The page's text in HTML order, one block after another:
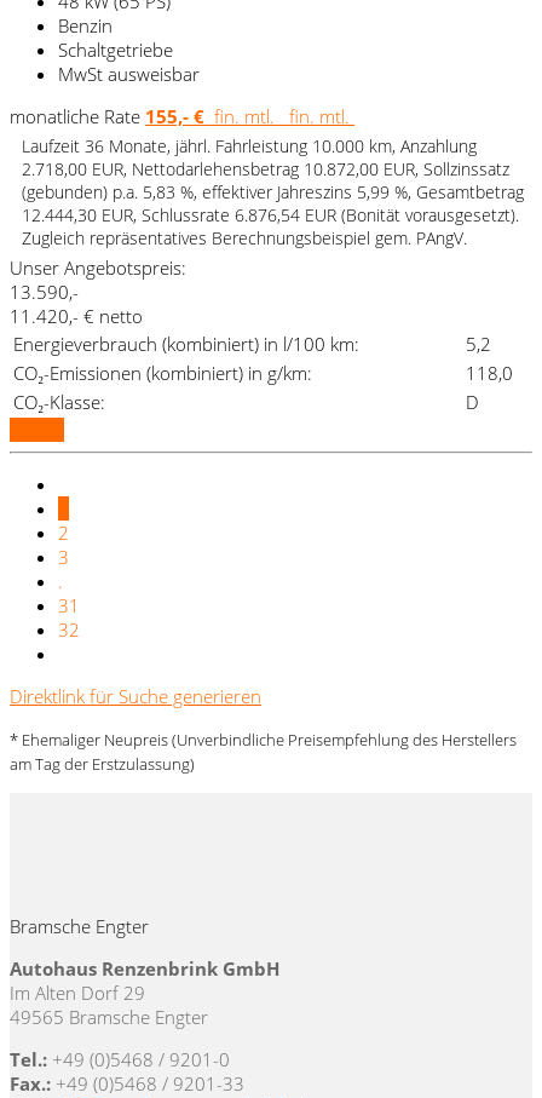
Benzin
Schaltgetriebe
MwSt ausweisbar
monatliche Rate 155,- € fin. mtl. fin. mtl.
Laufzeit 36 Monate, jährl. Fahrleistung 10.000 km, Anzahlung
2.718,00 EUR, Nettodarlehensbetrag 10.872,00 EUR, Sollzinssatz
(gebunden) p.a. 5,83 %, effektiver Jahreszins 5,99 %, Gesamtbetrag
12.444,30 EUR, Schlussrate 6.876,54 EUR (Bonität vorausgesetzt).
Zugleich repräsentatives Berechnungsbeispiel gem. PAngV.
Unser Angebotspreis:
13.590,-
11.420,- € netto
Energieverbrauch (kombiniert) in l/100 km:
5,2
CO₂-Emissionen (kombiniert) in g/km:
118,0
CO₂-Klasse:
D
2
3
.
31
32
Direktlink für Suche generieren
* Ehemaliger Neupreis (Unverbindliche Preisempfehlung des Herstellers
am Tag der Erstzulassung)
Bramsche Engter
Autohaus Renzenbrink GmbH
Im Alten Dorf 29
49565 Bramsche Engter
Tel.: +49 (0)5468 / 9201-0
Fax.: +49 (0)5468 / 9201-33